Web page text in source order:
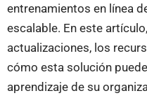
entrenamientos en línea
escalable. En este
actualizaciones, los
cómo esta solución
aprendizaje de su